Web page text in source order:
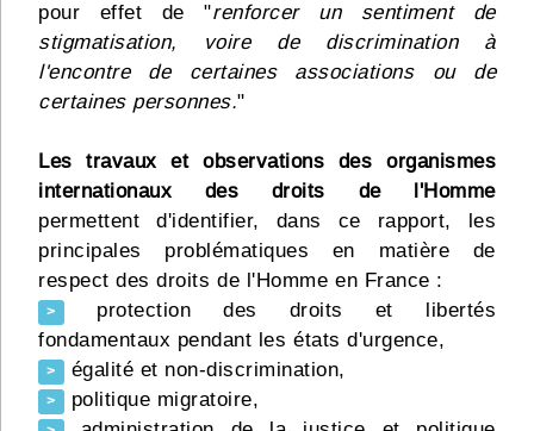
pour effet de "renforcer un sentiment de
stigmatisation, voire de discrimination à
l'encontre de certaines associations ou de
certaines personnes."
Les travaux et observations des organismes
internationaux des droits de l'Homme
permettent d'identifier, dans ce rapport, les
principales problématiques en matière de
respect des droits de l'Homme en France :
> protection des droits et libertés
fondamentaux pendant les états d'urgence,
> égalité et non-discrimination,
> politique migratoire,